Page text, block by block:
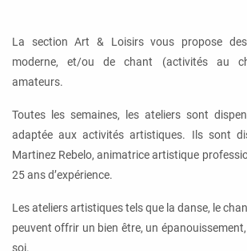
La section Art & Loisirs vous propose
moderne, et/ou de chant (activités au
amateurs.
Toutes les semaines, les ateliers sont
adaptée aux activités artistiques. Ils sont
Martinez Rebelo, animatrice artistique
25 ans d’expérience.
Les ateliers artistiques tels que la danse, le
peuvent offrir un bien être, un
soi.